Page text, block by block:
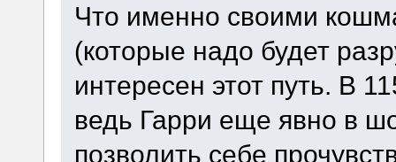
Что именно своими
(которые надо будет
интересен этот путь. В
ведь Гарри еще явно в
позволить себе